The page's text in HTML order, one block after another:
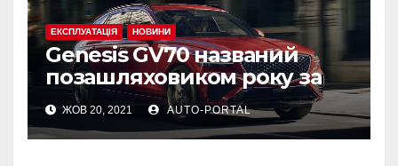
ЕКСПЛУАТАЦІЯ НОВИНИ
Genesis GV70 названий
позашляховиком року за
версією MotorTrend
ЖОВ 20, 2021 AUTO-PORTAL